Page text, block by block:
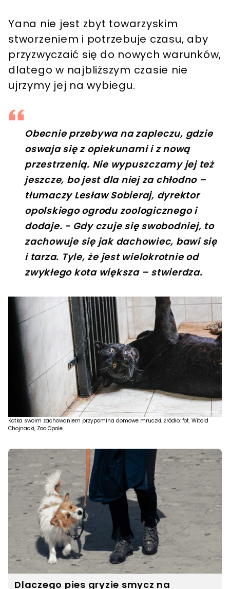
Yana nie jest zbyt towarzyskim
stworzeniem i potrzebuje czasu, aby
przyzwyczaić się do nowych warunków,
dlatego w najbliższym czasie nie
ujrzymy jej na wybiegu.
Obecnie przebywa na zapleczu, gdzie
oswaja się z opiekunami i z nową
przestrzenią. Nie wypuszczamy jej też
jeszcze, bo jest dla niej za chłodno –
tłumaczy Lesław Sobieraj, dyrektor
opolskiego ogrodu zoologicznego i
dodaje. - Gdy czuje się swobodniej, to
zachowuje się jak dachowiec, bawi się
i tarza. Tyle, że jest wielokrotnie od
zwykłego kota większa – stwierdza.
Kotka swoim zachowaniem przypomina domowe mruczki. źródło: fot. Witold
Chojnacki, Zoo Opole
Dlaczego pies gryzie smycz na